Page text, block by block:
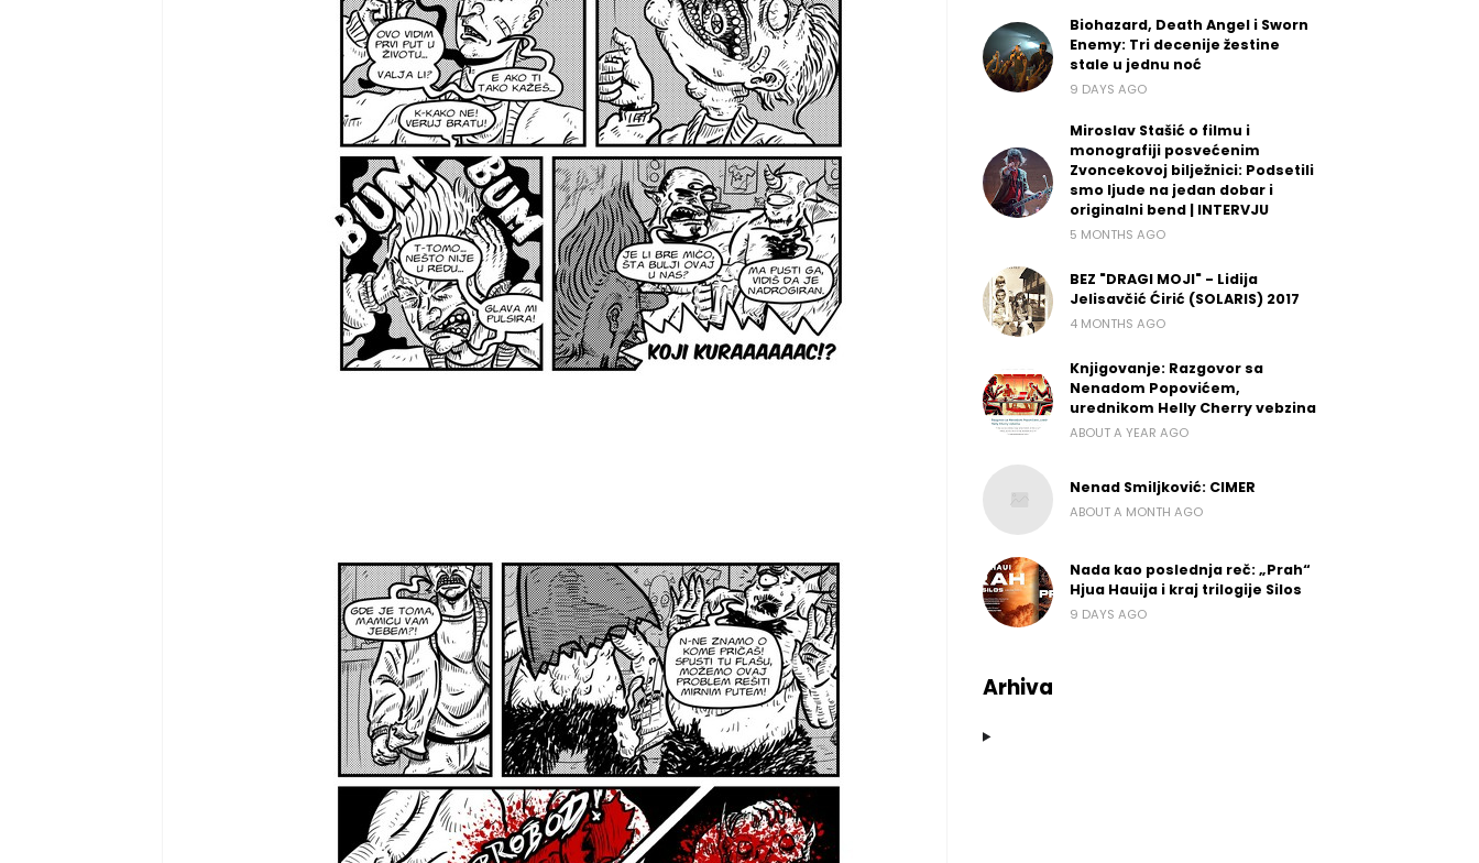
Biohazard, Death Angel i Sworn
Enemy: Tri decenije žestine
stale u jednu noć
9 DAYS AGO
Miroslav Stašić o filmu i
monografiji posvećenim
Zvoncekovoj bilježnici: Podsetili
smo ljude na jedan dobar i
originalni bend | INTERVJU
5 MONTHS AGO
BEZ "DRAGI MOJI" - Lidija
Jelisavčić Ćirić (SOLARIS) 2017
4 MONTHS AGO
Knjigovanje: Razgovor sa
Nenadom Popovićem,
urednikom Helly Cherry vebzina
ABOUT A YEAR AGO
Nenad Smiljković: CIMER
ABOUT A MONTH AGO
Nada kao poslednja reč: „Prah“
Hjua Hauija i kraj trilogije Silos
9 DAYS AGO
Arhiva